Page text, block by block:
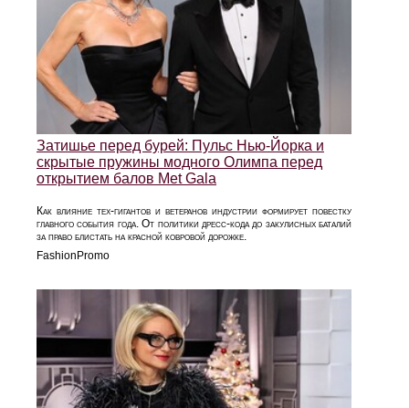
Затишье перед бурей: Пульс Нью-Йорка и
скрытые пружины модного Олимпа перед
открытием балов Met Gala
Как влияние тех-гигантов и ветеранов индустрии формирует повестку
главного события года. От политики дресс-кода до закулисных баталий
за право блистать на красной ковровой дорожке.
FashionPromo